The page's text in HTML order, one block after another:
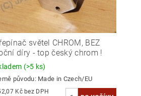
světel CHROM, BEZ
díry - top český chrom !
(>5 ks)
původu: Made in Czech/EU
452,07 Kč bez DPH